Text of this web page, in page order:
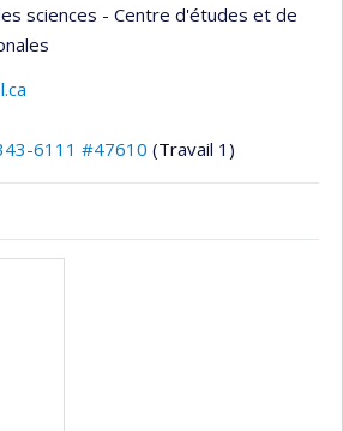
sciences - Centre d'études et de
6111 #47610 (Travail 1)